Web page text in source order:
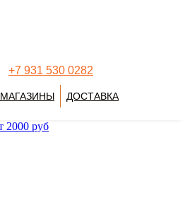
+7 931 530 0282
МАГАЗИНЫ ДОСТАВКА